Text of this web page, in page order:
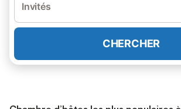
Invités
CHERCHER